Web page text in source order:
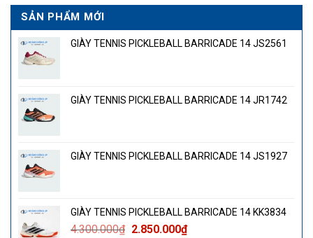
SẢN PHẨM MỚI
GIÀY TENNIS PICKLEBALL BARRICADE 14 JS2561
GIÀY TENNIS PICKLEBALL BARRICADE 14 JR1742
GIÀY TENNIS PICKLEBALL BARRICADE 14 JS1927
GIÀY TENNIS PICKLEBALL BARRICADE 14 KK3834
4.300.000₫ Giá
2.850.000₫Giá